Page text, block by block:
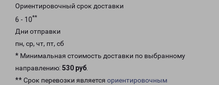
Ориентировочный срок доставки
6 - 10**
Дни отправки
пн, ср, чт, пт, сб
* Минимальная стоимость доставки по выбранному
направлению: 530 руб.
** Срок перевозки является ориентировочным